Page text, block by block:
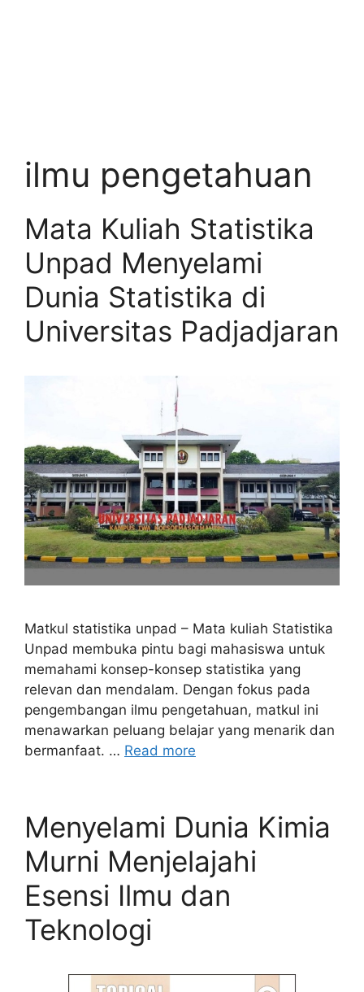
ilmu pengetahuan
Mata Kuliah Statistika
Unpad Menyelami
Dunia Statistika di
Universitas Padjadjaran
Matkul statistika unpad – Mata kuliah Statistika
Unpad membuka pintu bagi mahasiswa untuk
memahami konsep-konsep statistika yang
relevan dan mendalam. Dengan fokus pada
pengembangan ilmu pengetahuan, matkul ini
menawarkan peluang belajar yang menarik dan
bermanfaat. … Read more
Menyelami Dunia Kimia
Murni Menjelajahi
Esensi Ilmu dan
Teknologi